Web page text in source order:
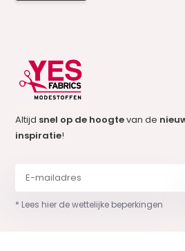
Altijd snel op de hoogtevan de
inspiratie!
* Lees hier de wettelijke beperkingen